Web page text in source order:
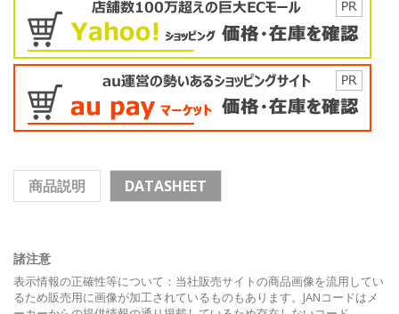
商品説明 DATASHEET
諸注意
表示情報の正確性等について：当社販売サイトの商品画像を流用してい
るため販売用に画像が加工されているものもあります。JANコードはメ